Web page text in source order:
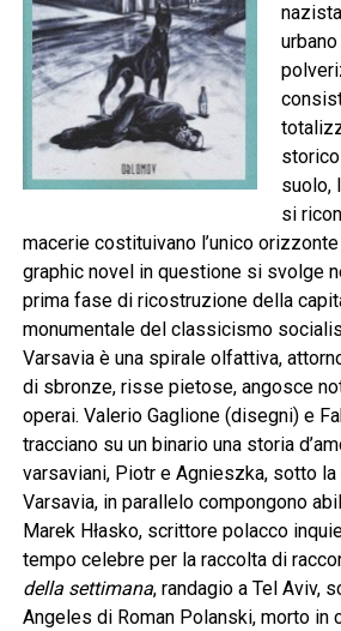
storico
suolo,
si
macerie costituivano l’unico
graphic novel in questione si svolge
prima fase di ricostruzione della
monumentale del classicismo
Varsavia è una spirale olfattiva,
di sbronze, risse pietose, angosce
operai. Valerio Gaglione (disegni) e
tracciano su un binario una storia
varsaviani, Piotr e Agnieszka, sotto
Varsavia, in parallelo compongono
Marek Hłasko, scrittore polacco
tempo celebre per la raccolta di
della settimana, randagio a Tel Aviv,
Angeles di Roman Polanski, morto in